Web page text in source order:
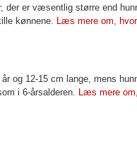
der er væsentlig større end
kønnene. Læs mere om,
og 12-15 cm lange, mens
i 6-årsalderen. Læs mere